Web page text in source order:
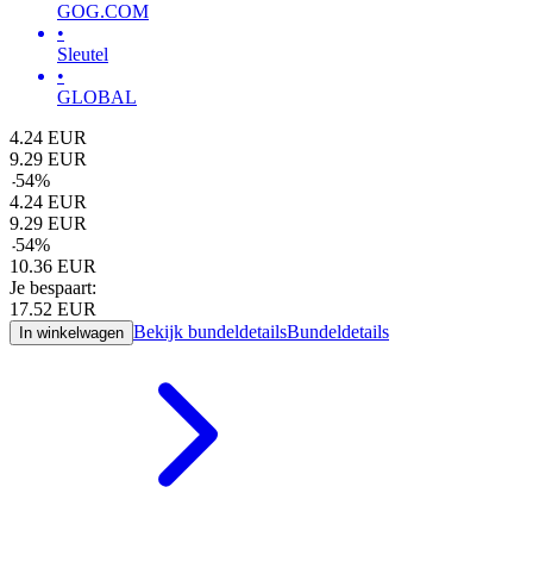
GOG.COM
•
Sleutel
•
GLOBAL
4.24 EUR
9.29 EUR
-54%
4.24 EUR
9.29 EUR
-54%
10.36 EUR
Je bespaart:
17.52 EUR
In winkelwagen Bekijk bundeldetailsBundeldetails